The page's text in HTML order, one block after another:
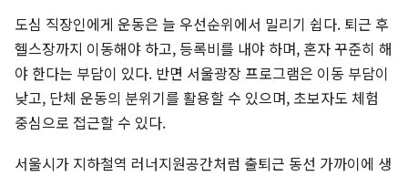
도심 직장인에게 운동은 늘 우선순위에서 밀리기 쉽다. 퇴근 후
헬스장까지 이동해야 하고, 등록비를 내야 하며, 혼자 꾸준히 해
야 한다는 부담이 있다. 반면 서울광장 프로그램은 이동 부담이
낮고, 단체 운동의 분위기를 활용할 수 있으며, 초보자도 체험
중심으로 접근할 수 있다.
서울시가 지하철역 러너지원공간처럼 출퇴근 동선 가까이에 생